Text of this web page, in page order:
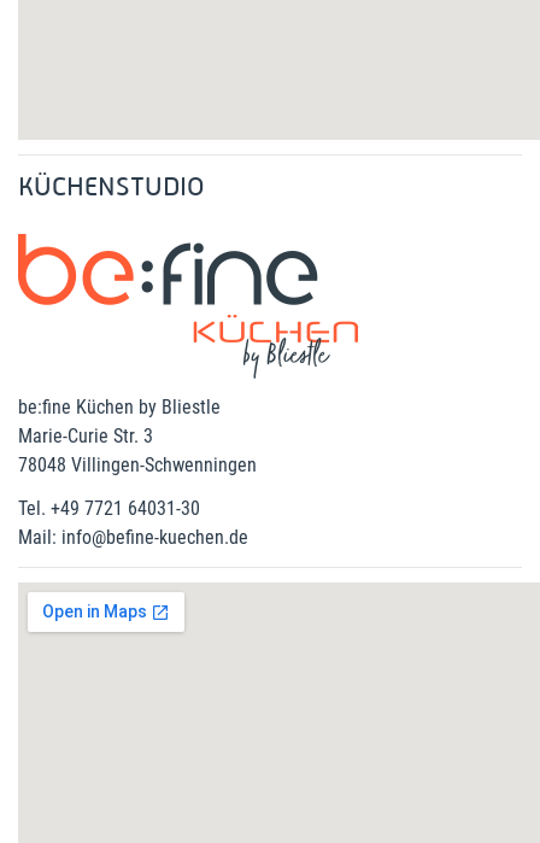
KÜCHENSTUDIO
be:fine Küchen by Bliestle
Marie-Curie Str. 3
78048 Villingen-Schwenningen
Tel. +49 7721 64031-30
Mail: info@befine-kuechen.de